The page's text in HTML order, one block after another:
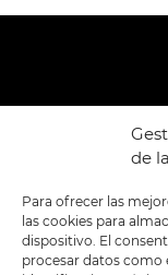
de
Para ofrecer las
las cookies para
dispositivo. El
procesar datos
POLÍTICA DE
PRIVACIDAD
TÉRMINOS Y
CONDICIONES
GENERALES DE LA